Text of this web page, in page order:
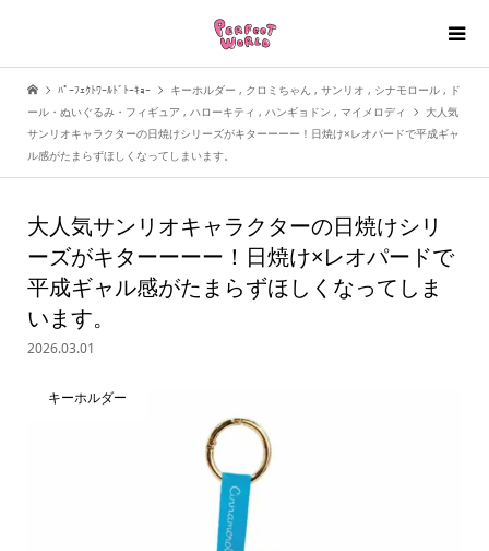
ﾊﾟｰﾌｪｸﾄﾜｰﾙﾄﾞﾄｰｷｮｰ キーホルダー , クロミちゃん , サンリオ , シナモロール , ド
ール・ぬいぐるみ・フィギュア , ハローキティ , ハンギョドン , マイメロディ
大人気
サンリオキャラクターの日焼けシリーズがキターーーー！日焼け×レオパードで平成ギャ
ル感がたまらずほしくなってしまいます。
大人気サンリオキャラクターの日焼けシリ
ーズがキターーーー！日焼け×レオパードで
平成ギャル感がたまらずほしくなってしま
います。
2026.03.01
キーホルダー